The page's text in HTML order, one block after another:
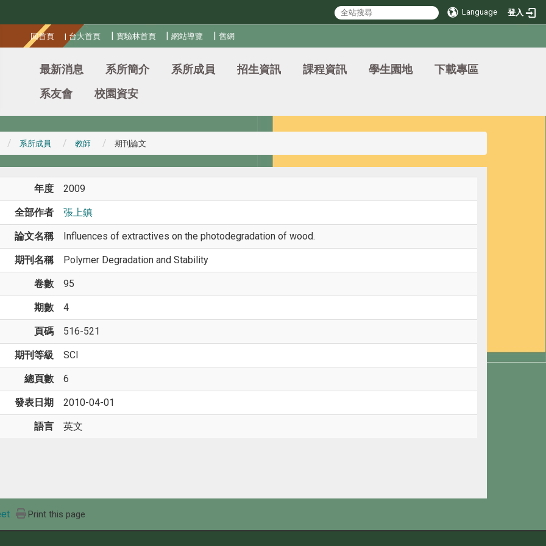
Language 登入
回首頁 | 台大首頁 | 實驗林首頁 |網站導覽 |舊網
最新消息 系所簡介 系所成員 招生資訊 課程資訊 學生園地
下載專區
系友會
校園資安
系所成員 教師 期刊論文
年度 2009
全部作者 張上鎮
論文名稱 Influences of extractives on the photodegradation of wood.
期刊名稱 Polymer Degradation and Stability
卷數 95
期數 4
頁碼 516-521
期刊等級 SCI
總頁數 6
發表日期 2010-04-01
語言 英文
Print this page